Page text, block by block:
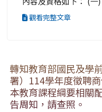
觀看完整文章
轉知教育部國民及學
署）114學年度徵聘
本教育課程綱要相關
告周知，請查照。